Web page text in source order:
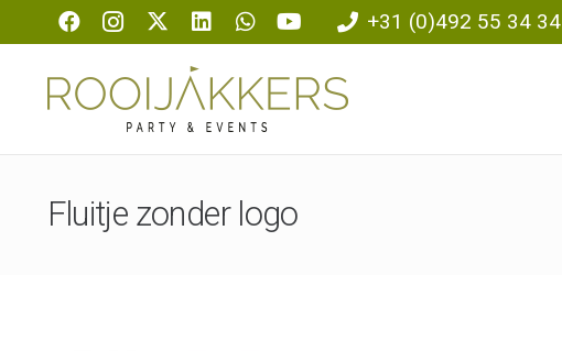
+31 (0)492 55 34 34
Fluitje zonder logo